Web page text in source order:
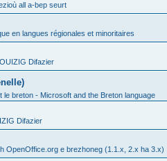
all a-bep seurt
en langues régionales et minoritaires
Difazier
le breton - Microsoft and the Breton language
Difazier
OpenOffice.org e brezhoneg (1.1.x, 2.x ha 3.x)